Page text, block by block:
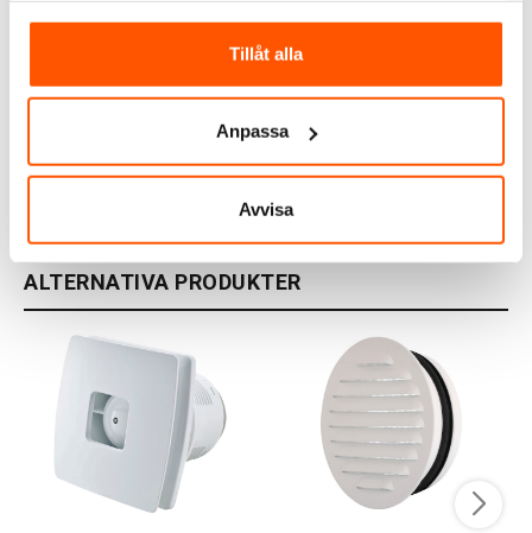
Tillåt alla
Anpassa
Avvisa
från55,00 kr
ALTERNATIVA PRODUKTER